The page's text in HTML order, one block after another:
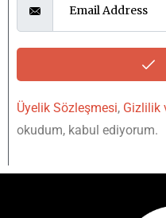
Üyelik Sözleşmesi, Gizlilik
okudum, kabul ediyorum.